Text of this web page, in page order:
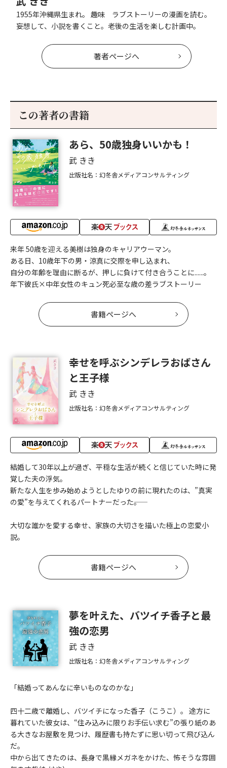
1955年沖縄県生まれ。 趣味 ラブストーリーの漫画を読む。
妄想して、小説を書くこと。老後の生活を楽しむ計画中。
著者ページへ
この著者の書籍
あら、50歳独身いいかも！
武 きき
出版社名：幻冬舎メディアコンサルティング
来年 50歳を迎える美樹は独身のキャリアウーマン。
ある日、10歳年下の男・涼真に交際を申し込まれ、
自分の年齢を理由に断るが、押しに負けて付き合うことに......。
年下彼氏×中年女性のキュン死必至な歳の差ラブストーリー
書籍ページへ
幸せを呼ぶシンデレラおばさん
と王子様
武 きき
出版社名：幻冬舎メディアコンサルティング
結婚して30年以上が過ぎ、平穏な生活が続くと信じていた時に発
覚した夫の浮気。
新たな人生を歩み始めようとしたゆりの前に現れたのは、”真実
の愛”を与えてくれるパートナーだった――。
大切な誰かを愛する幸せ、家族の大切さを描いた極上の恋愛小
説。
書籍ページへ
夢を叶えた、バツイチ香子と最
強の恋男
武 きき
出版社名：幻冬舎メディアコンサルティング
「結婚ってあんなに辛いものなのかな」
四十二歳で離婚し、バツイチになった香子（こうこ）。 途方に
暮れていた彼女は、“住み込みに限りお手伝い求む”の張り紙のあ
る大きなお屋敷を見つけ、履歴書も持たずに思い切って飛び込ん
だ。
中から出てきたのは、長身で黒縁メガネをかけた、怖そうな雰囲